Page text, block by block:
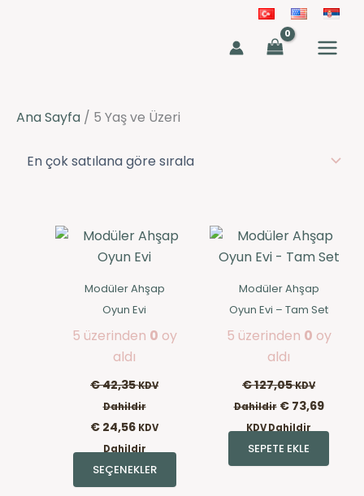
MAIN
Ana Sayfa / 5 Yaş ve Üzeri
Modüler Ahşap
Oyun Evi
5 üzerinden 0 oy
aldı
€42,35KDV
Dahildir
€ 24,56 KDV
Dahildir
SEÇENEKLER
Bu
ürünün
varyasyonu
var.
sayfasından
Modüler Ahşap
Oyun Evi – Tam Set
5 üzerinden 0 oy
aldı
€127,05KDV
Dahildir €73,69
KDV Dahildir
SEPETE EKLE